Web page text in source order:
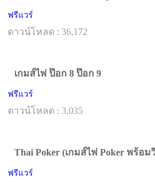
ฟรีแวร์
ดาวน์โหลด : 36,172
เกมส์ไพ่ ป๊อก 8 ป๊อก 9
ฟรีแวร์
ดาวน์โหลด : 3,035
Thai Poker (เกมส์ไพ่ Poker พร้อ
ฟรีแวร์